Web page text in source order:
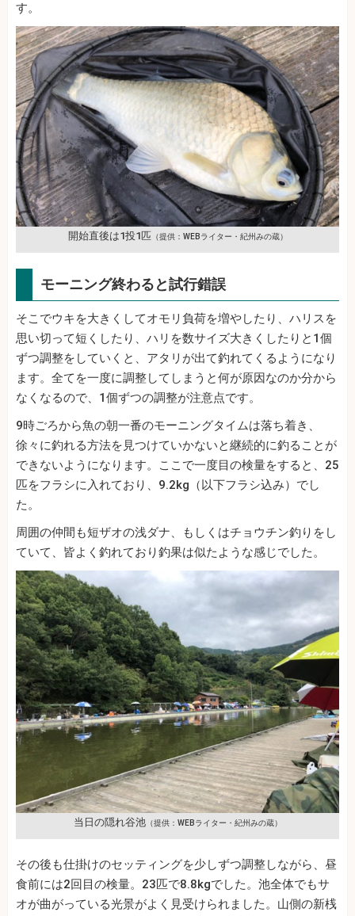
す。
開始直後は1投1匹 （提供：WEBライター・紀州みの蔵）
モーニング終わると試行錯誤
そこでウキを大きくしてオモリ負荷を増やしたり、ハリスを
思い切って短くしたり、ハリを数サイズ大きくしたりと1個
ずつ調整をしていくと、アタリが出て釣れてくるようになり
ます。全てを一度に調整してしまうと何が原因なのか分から
なくなるので、1個ずつの調整が注意点です。
9時ごろから魚の朝一番のモーニングタイムは落ち着き、
徐々に釣れる方法を見つけていかないと継続的に釣ることが
できないようになります。ここで一度目の検量をすると、25
匹をフラシに入れており、9.2kg（以下フラシ込み）でし
た。
周囲の仲間も短ザオの浅ダナ、もしくはチョウチン釣りをし
ていて、皆よく釣れており釣果は似たような感じでした。
当日の隠れ谷池（提供：WEBライター・紀州みの蔵）
その後も仕掛けのセッティングを少しずつ調整しながら、昼
食前には2回目の検量。23匹で8.8kgでした。池全体でもサ
オが曲がっている光景がよく見受けられました。山側の新桟